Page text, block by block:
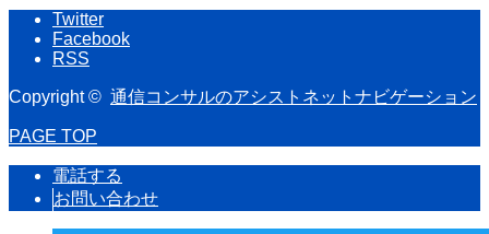
Twitter
Facebook
RSS
Copyright © 通信コンサルのアシストネットナビゲーション
PAGE TOP
電話する
お問い合わせ